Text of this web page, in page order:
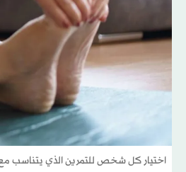
اختيار كل شخص للتمرين الذي يتناسب